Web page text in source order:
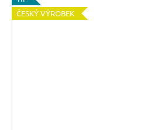
ČESKÝ VÝROBEK